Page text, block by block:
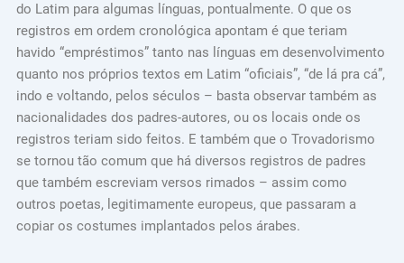
do Latim para algumas línguas, pontualmente. O que os
registros em ordem cronológica apontam é que teriam
havido “empréstimos” tanto nas línguas em desenvolvimento
quanto nos próprios textos em Latim “oficiais”, “de lá pra cá”,
indo e voltando, pelos séculos – basta observar também as
nacionalidades dos padres-autores, ou os locais onde os
registros teriam sido feitos. E também que o Trovadorismo
se tornou tão comum que há diversos registros de padres
que também escreviam versos rimados – assim como
outros poetas, legitimamente europeus, que passaram a
copiar os costumes implantados pelos árabes.